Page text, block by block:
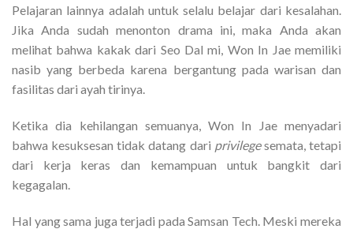
Pelajaran lainnya adalah untuk selalu belajar dari kesalahan.
Jika Anda sudah menonton drama ini, maka Anda akan
melihat bahwa kakak dari Seo Dal mi, Won In Jae memiliki
nasib yang berbeda karena bergantung pada warisan dan
fasilitas dari ayah tirinya.
Ketika dia kehilangan semuanya, Won In Jae menyadari
bahwa kesuksesan tidak datang dari privilegesemata, tetapi
dari kerja keras dan kemampuan untuk bangkit dari
kegagalan.
Hal yang sama juga terjadi pada Samsan Tech. Meski mereka